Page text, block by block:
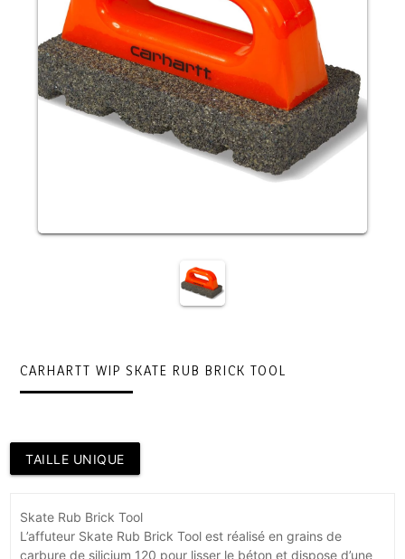
CARHARTT WIP SKATE RUB BRICK TOOL
TAILLE UNIQUE
Skate Rub Brick Tool
L’affuteur Skate Rub Brick Tool est réalisé en grains de
carbure de silicium 120 pour lisser le béton et dispose d’une